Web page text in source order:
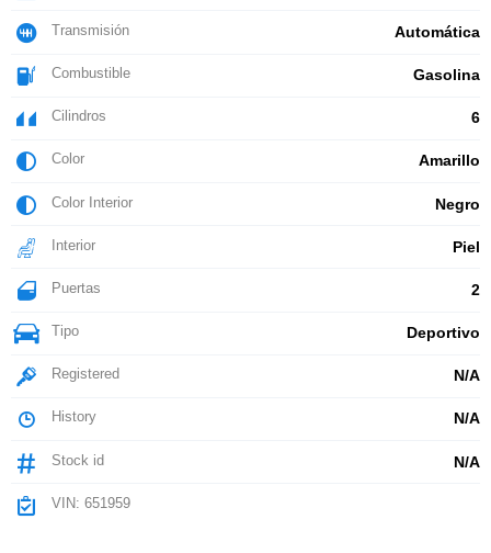
Transmisión Automática
Combustible Gasolina
Cilindros 6
Color Amarillo
Color Interior Negro
Interior Piel
Puertas 2
Tipo Deportivo
Registered N/A
History N/A
Stock id N/A
VIN: 651959